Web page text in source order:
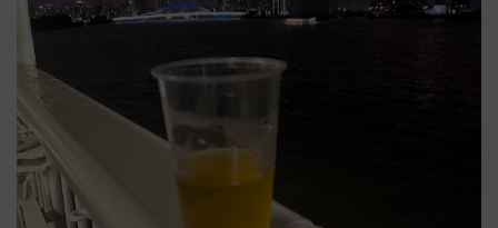
【2026年8月】